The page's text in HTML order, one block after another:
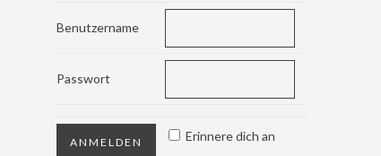
Benutzername
Passwort
Erinnere dich an